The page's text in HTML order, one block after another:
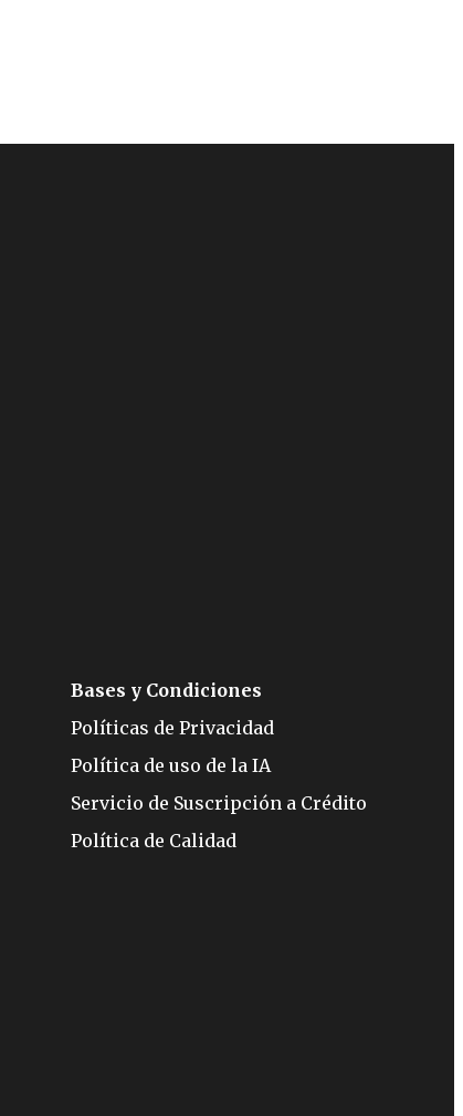
Bases y Condiciones
Políticas de Privacidad
Política de uso de la IA
Servicio de Suscripción a Crédito
Política de Calidad